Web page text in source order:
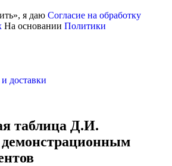
я даю Согласие на обработку
На основании Политики
доставки
таблица Д.И.